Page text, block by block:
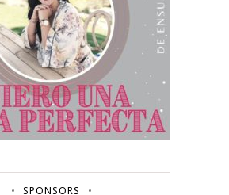
SPONSORS